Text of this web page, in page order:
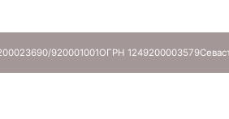
920001001ОГРН 1249200003579